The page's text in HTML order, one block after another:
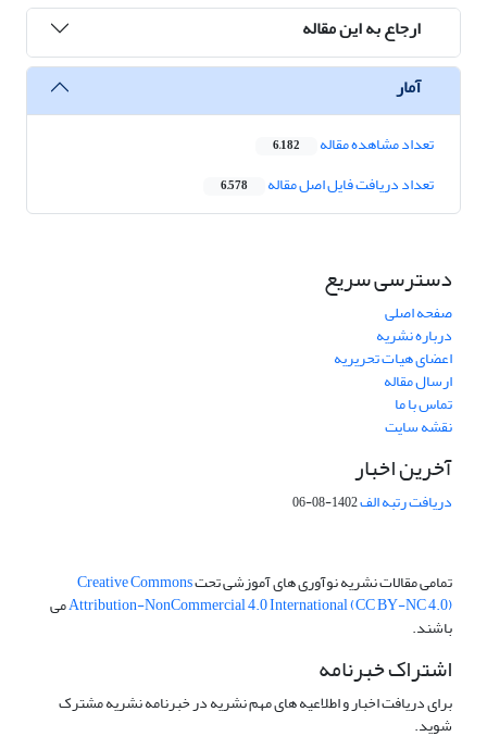
ارجاع به این مقاله
آمار
تعداد مشاهده مقاله 6,182
تعداد دریافت فایل اصل مقاله 6,578
دسترسی سریع
صفحه اصلی
درباره نشریه
اعضای هیات تحریریه
ارسال مقاله
تماس با ما
نقشه سایت
آخرین اخبار
دریافت رتبه الف1402-08-06
تمامی مقالات نشریه نوآوری های آموزشی تحتCreative Commons
Attribution-NonCommercial 4.0 International (CC BY-NC 4.0)می
باشند.
اشتراک خبرنامه
برای دریافت اخبار و اطلاعیه های مهم نشریه در خبرنامه نشریه مشترک
شوید.